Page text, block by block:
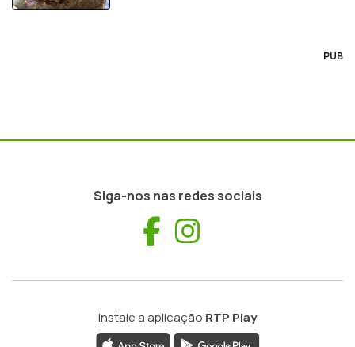
PUB
Siga-nos nas redes sociais
Facebook
Instale a aplicação RTP Play